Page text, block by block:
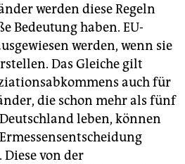
werden diese Regeln
Bedeutung haben. EU-
werden, wenn sie
Das Gleiche gilt
auch für
die schon mehr als fünf
leben, können
Diese von der